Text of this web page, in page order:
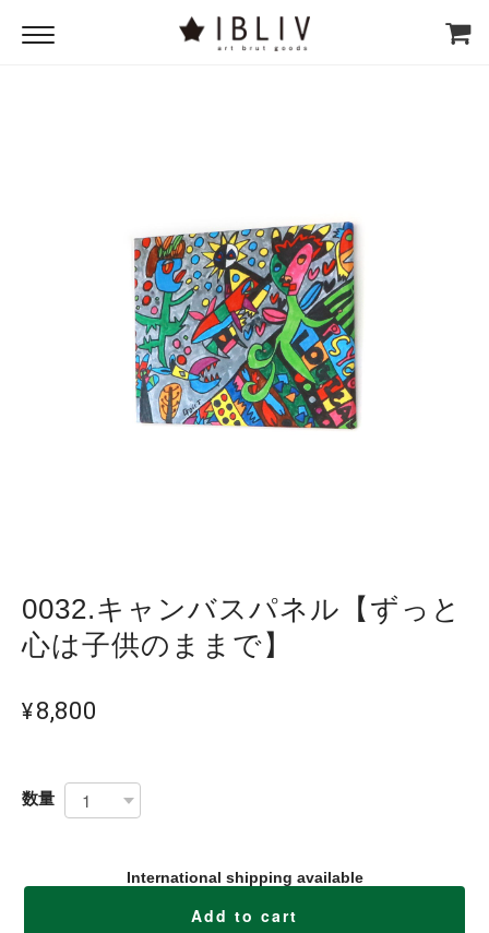
0032.キャンバスパネル【ずっと
心は子供のままで】
¥8,800
数量
International shipping available
Add to cart